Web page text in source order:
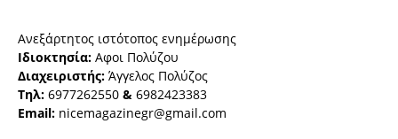
Ανεξάρτητος ιστότοπος ενημέρωσης
Ιδιοκτησία: Αφοι Πολύζου
Διαχειριστής: Άγγελος Πολύζος
Τηλ: 6977262550 & 6982423383
Email: nicemagazinegr@gmail.com